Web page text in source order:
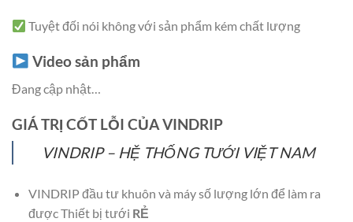
Tuyệt đối nói không với sản phẩm kém chất lượng
Video sản phẩm
Đang cập nhật…
GIÁ TRỊ CỐT LỖI CỦA VINDRIP
VINDRIP – HỆ THỐNG TƯỚI VIỆT NAM
VINDRIP đầu tư khuôn và máy số lượng lớn để làm ra
được Thiết bị tưới RẺ